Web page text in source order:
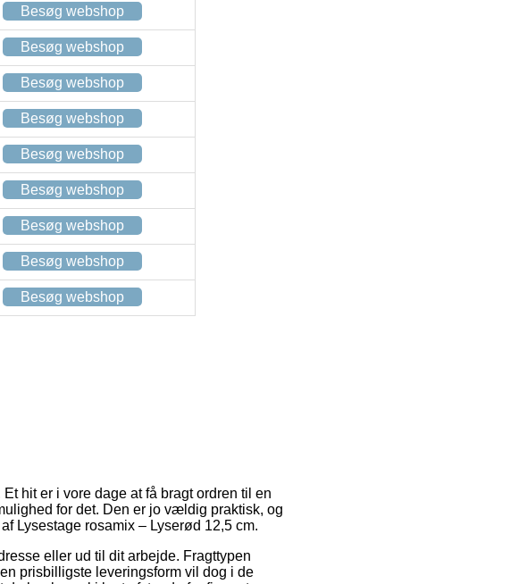
Besøg webshop
Besøg webshop
Besøg webshop
Besøg webshop
Besøg webshop
Besøg webshop
Besøg webshop
Besøg webshop
Besøg webshop
hit er i vore dage at få bragt ordren til en
for det. Den er jo vældig praktisk, og
Lysestage rosamix – Lyserød 12,5 cm.
eller ud til dit arbejde. Fragttypen
prisbilligste leveringsform vil dog i de